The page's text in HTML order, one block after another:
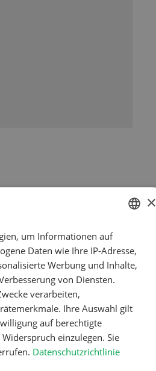
FRENCH
×
um Informationen auf
Daten wie Ihre IP-Adresse,
Werbung und Inhalte,
von Diensten.
verarbeiten,
Ihre Auswahl gilt
auf berechtigte
Widerspruch einzulegen. Sie
Datenschutzrichtlinie